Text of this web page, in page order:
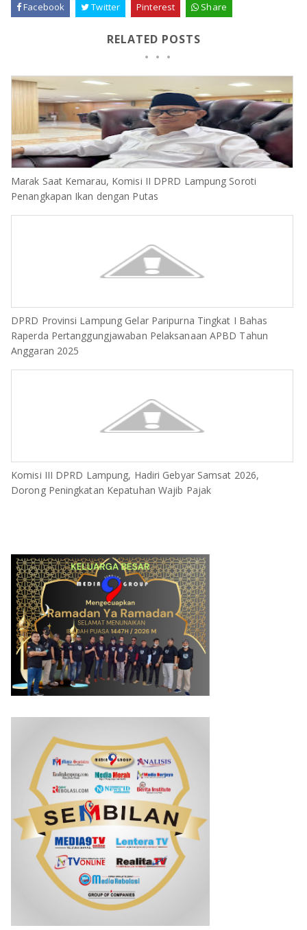
Facebook Twitter Pinterest Share
RELATED POSTS
Marak Saat Kemarau, Komisi II DPRD Lampung Soroti
Penangkapan Ikan dengan Putas
DPRD Provinsi Lampung Gelar Paripurna Tingkat I Bahas
Raperda Pertanggungjawaban Pelaksanaan APBD Tahun
Anggaran 2025
Komisi III DPRD Lampung, Hadiri Gebyar Samsat 2026,
Dorong Peningkatan Kepatuhan Wajib Pajak